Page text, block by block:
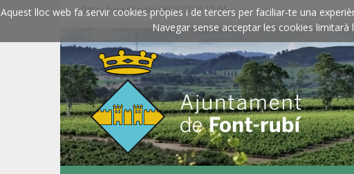
Aquest lloc web fa servir cookies pròpies i de tercers per faciliar-te una
Navegar sense acceptar les cookies
Data i hora oficials: 06/08/2026 12:44